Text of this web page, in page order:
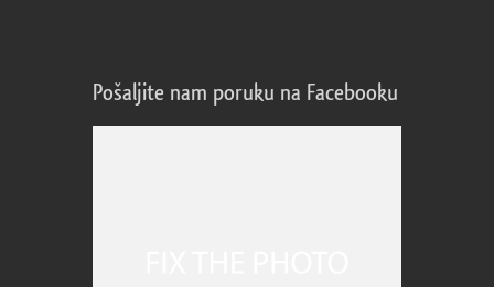
Pošaljite nam poruku na Facebooku